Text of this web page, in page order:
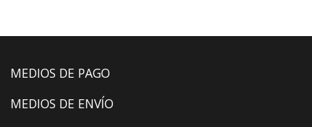
MEDIOS DE PAGO
MEDIOS DE ENVÍO